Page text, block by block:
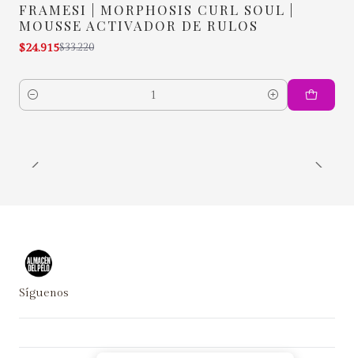
-25% OFF
FRAMESI | MORPHOSIS CURL SOUL |
MOUSSE ACTIVADOR DE RULOS
$24.915$33.220
Cantidad
Síguenos